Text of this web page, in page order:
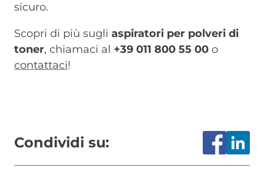
sicuro.
Scopri di più sugli aspiratori per polveri di
toner, chiamaci al +39 011 800 55 00 o
contattaci!
Condividi su: